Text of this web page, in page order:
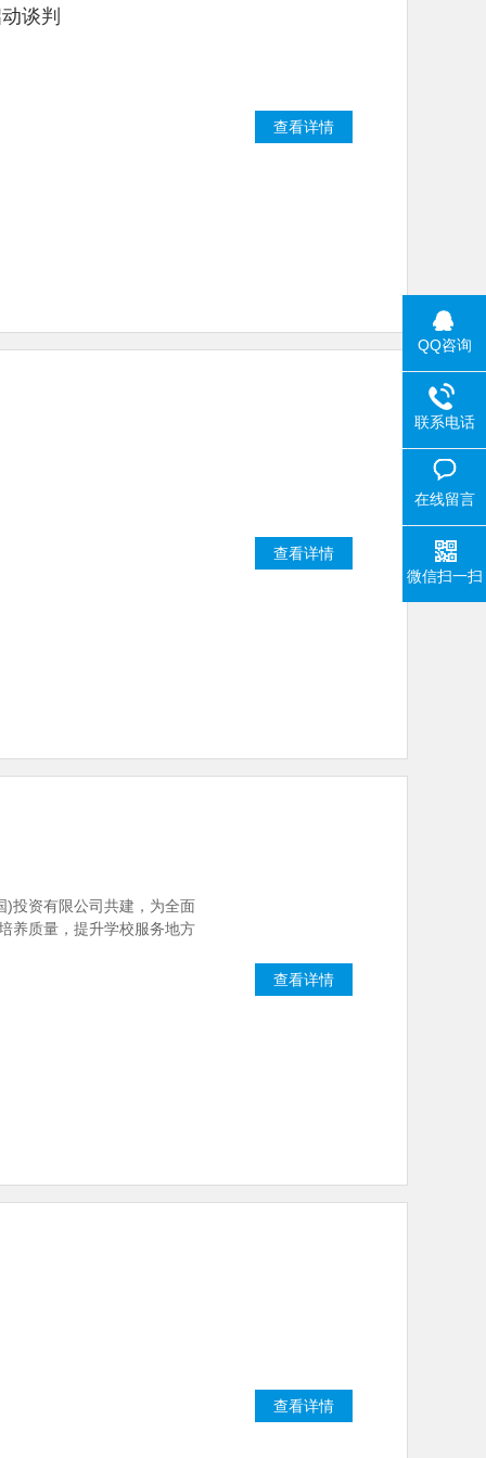
谈判
查看详情
查看详情
)投资有限公司共建，为全面
养质量，提升学校服务地方
查看详情
查看详情
QQ咨询
联系电话
在线留言
微信扫一扫